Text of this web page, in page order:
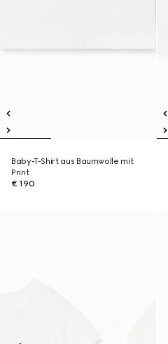
Baby-T-Shirt aus Baumwolle mit
Print
€ 190